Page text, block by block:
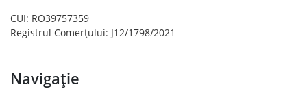
CUI: RO39757359
Registrul Comerțului: J12/1798/2021
Navigație